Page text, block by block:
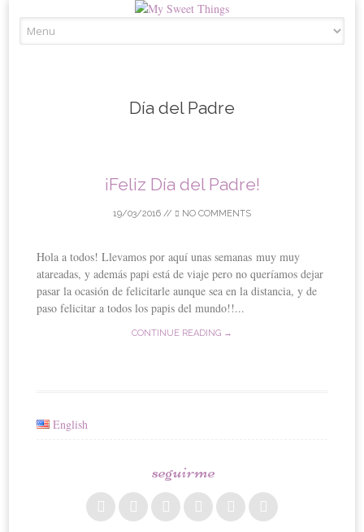
to
Día del Padre
¡Feliz Día del Padre!
19/03/2016 // NO COMMENTS
Hola a todos! Llevamos por aquí unas semanas muy muy
atareadas, y además papi está de viaje pero no queríamos dejar
pasar la ocasión de felicitarle aunque sea en la distancia, y de
paso felicitar a todos los papis del mundo!!...
CONTINUE READING →
English
seguirme